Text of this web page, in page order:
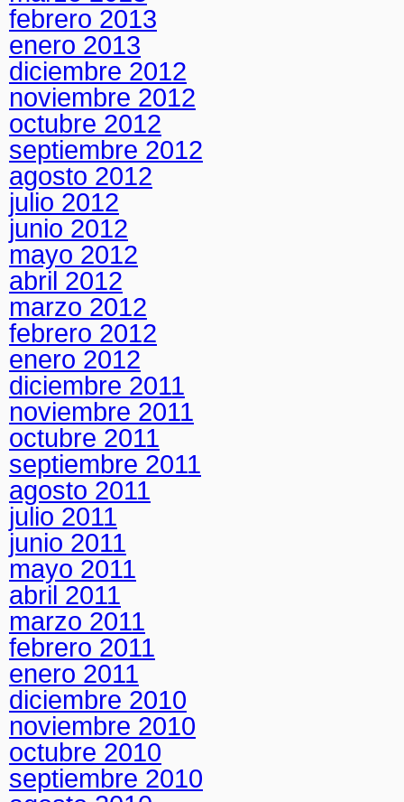
febrero 2013
enero 2013
diciembre 2012
noviembre 2012
octubre 2012
septiembre 2012
agosto 2012
julio 2012
junio 2012
mayo 2012
abril 2012
marzo 2012
febrero 2012
enero 2012
diciembre 2011
noviembre 2011
octubre 2011
septiembre 2011
agosto 2011
julio 2011
junio 2011
mayo 2011
abril 2011
marzo 2011
febrero 2011
enero 2011
diciembre 2010
noviembre 2010
octubre 2010
septiembre 2010